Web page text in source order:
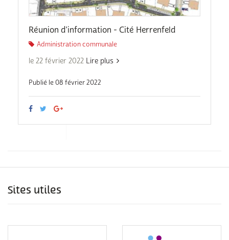
Réunion d’information - Cité Herrenfeld
Administration communale
le 22 février 2022 Lire plus
Publié le 08 février 2022
Sites utiles